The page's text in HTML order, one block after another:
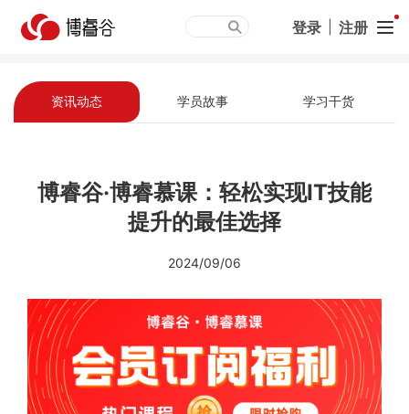
登录 注册
资讯动态 学员故事 学习干货
博睿谷·博睿慕课：轻松实现IT技能
提升的最佳选择
2024/09/06